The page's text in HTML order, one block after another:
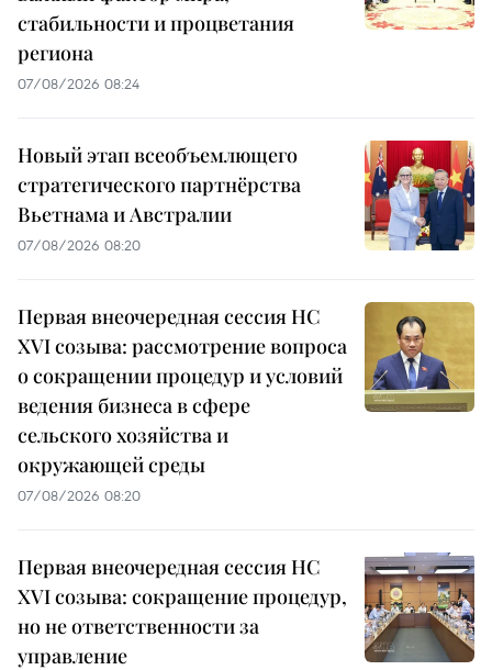
стабильности и процветания
региона
07/08/2026 08:24
Новый этап всеобъемлющего
стратегического партнёрства
Вьетнама и Австралии
07/08/2026 08:20
Первая внеочередная сессия НС
XVI созыва: рассмотрение вопроса
о сокращении процедур и условий
ведения бизнеса в сфере
сельского хозяйства и
окружающей среды
07/08/2026 08:20
Первая внеочередная сессия НС
XVI созыва: сокращение процедур,
но не ответственности за
управление